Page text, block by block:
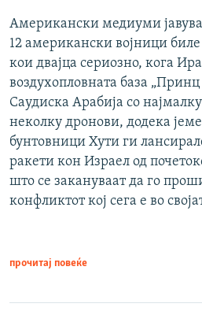
Американски медиуми
12 американски војници
кои двајца сериозно, кога
воздухопловната база „Принц
Саудиска Арабија со
неколку дронови, додека
бунтовници Хути ги
ракети кон Израел од
што се закануваат да го
конфликтот кој сега е во
прочитај повеќе